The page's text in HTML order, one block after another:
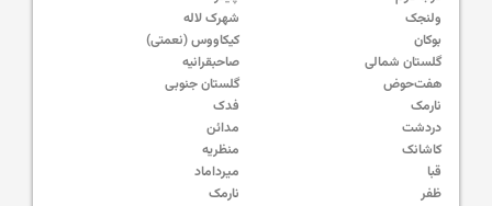
ولنجک
شهرک لاله
بوکان
کیکاووس (نعمتی)
گلستان شمالی
صاحبقرانیه
هفت‌حوض
گلستان جنوبی
نارمک
فدک
دردشت
مدائن
کاشانک
منظریه
قبا
میرداماد
ظفر
نارمک